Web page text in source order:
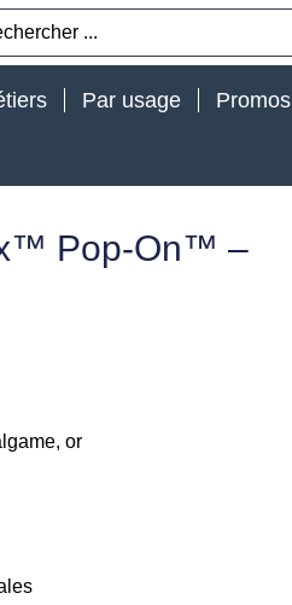
Par usage Promos
Pop-On™ –
or